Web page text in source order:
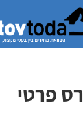
פרטי